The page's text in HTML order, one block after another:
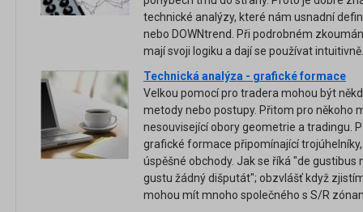
technické analýzy, které nám usnadní
nebo DOWNtrend. Při podrobném
mají svoji logiku a dají se používat intuitivně.
Technická analýza - grafické formace
Velkou pomocí pro tradera mohou být
metody nebo postupy. Přitom pro někoho
nesouvisející obory geometrie a tradingu.
grafické formace připomínající
úspěšné obchody. Jak se říká "de
gustu žádný dišputát"; obzvlášť když
mohou mít mnoho společného s S/R